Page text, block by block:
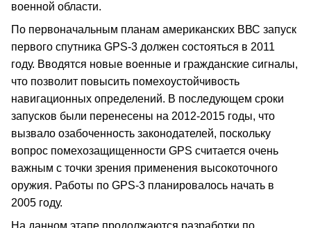
военной области.
По первоначальным планам американских ВВС запуск
первого спутника GPS-3 должен состояться в 2011
году. Вводятся новые военные и гражданские сигналы,
что позволит повысить помехоустойчивость
навигационных определений. В последующем сроки
запусков были перенесены на 2012-2015 годы, что
вызвало озабоченность законодателей, поскольку
вопрос помехозащищенности GPS считается очень
важным с точки зрения применения высокоточного
оружия. Работы по GPS-3 планировалось начать в
2005 году.